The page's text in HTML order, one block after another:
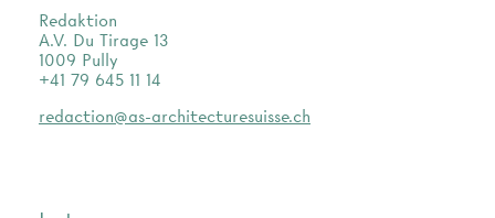
Redaktion
A.V. Du Tirage 13
1009 Pully
+41 79 645 11 14
redaction@as-architecturesuisse.ch